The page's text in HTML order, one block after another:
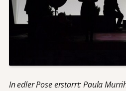
In edler Pose erstarrt: Paula